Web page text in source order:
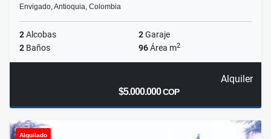
Envigado, Antioquia, Colombia
2Alcobas 2Garaje
2 Baños 96Área m2
Alquiler
$5.000.000COP
Alquilado